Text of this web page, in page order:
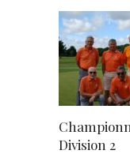
Division 2